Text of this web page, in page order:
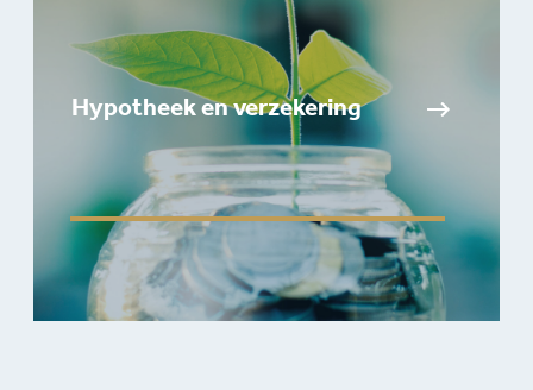
Hypotheek en verzekering